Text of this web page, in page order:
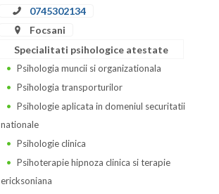
0745302134
Focsani
Specialitati psihologice atestate
Psihologia muncii si organizationala
Psihologia transporturilor
Psihologie aplicata in domeniul securitatii
nationale
Psihologie clinica
Psihoterapie hipnoza clinica si terapie
ericksoniana